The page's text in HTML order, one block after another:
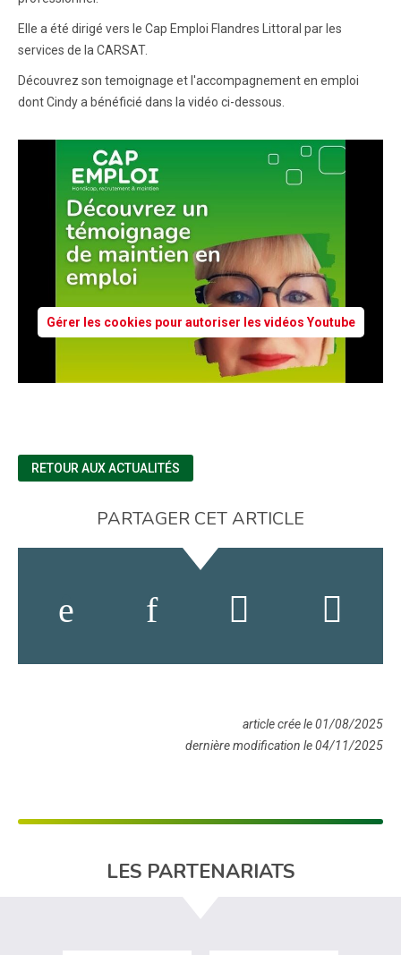
Elle a été dirigé vers le Cap Emploi Flandres Littoral par les
services de la CARSAT.
Découvrez son temoignage et l'accompagnement en emploi
dont Cindy a bénéficié dans la vidéo ci-dessous.
Gérer les cookies pour autoriser les vidéos Youtube
RETOUR AUX ACTUALITÉS
PARTAGER CET ARTICLE
article crée le 01/08/2025
dernière modification le 04/11/2025
LES PARTENARIATS